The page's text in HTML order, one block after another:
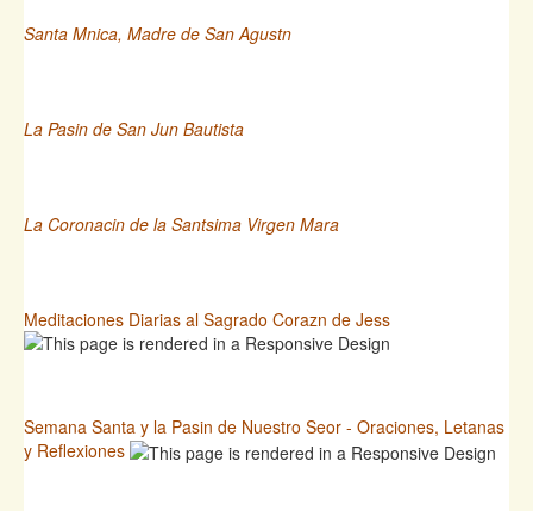
Santa Mnica, Madre de San Agustn
La Pasin de San Jun Bautista
La Coronacin de la Santsima Virgen Mara
Meditaciones Diarias al Sagrado Corazn de Jess
Semana Santa y la Pasin de Nuestro Seor - Oraciones, Letanas
y Reflexiones